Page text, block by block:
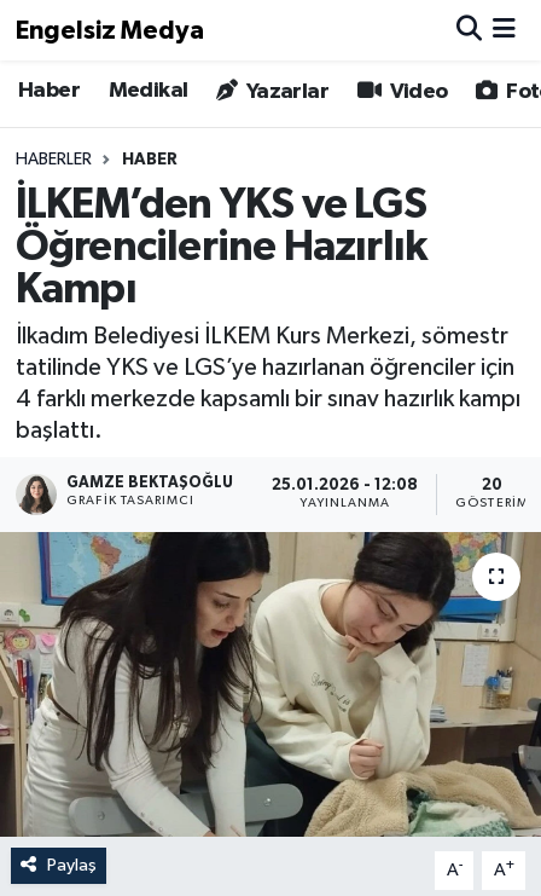
Engelsiz Medya
Haber Medikal Yazarlar Video
HABERLER HABER
İLKEM’den YKS ve LGS
Öğrencilerine Hazırlık
Kampı
İlkadım Belediyesi İLKEM Kurs Merkezi, sömestr
tatilinde YKS ve LGS’ye hazırlanan öğrenciler için
4 farklı merkezde kapsamlı bir sınav hazırlık kampı
başlattı.
GAMZE BEKTAŞOĞLU
GRAFIK TASARIMCI
25.01.2026 - 12:08
YAYINLANMA
20
GÖSTERIM
Paylaş A- A+
Haber
Medikal
Yönetim Kurulu
Yazarlar
Biz Buradayız
Künye
Hava Durumu
Trafik Durumu
Süper Lig Puan Durumu ve Fikstür
Tüm Manşetler
Son Dakika Haberleri
Haber Arşivi